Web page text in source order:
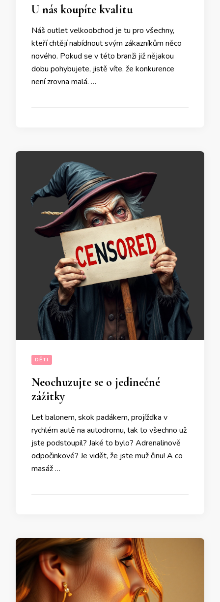
U nás koupíte kvalitu
Náš outlet velkoobchod je tu pro všechny,
kteří chtějí nabídnout svým zákazníkům něco
nového. Pokud se v této branži již nějakou
dobu pohybujete, jistě víte, že konkurence
není zrovna malá. …
DĚTI
Neochuzujte se o jedinečné
zážitky
Let balonem, skok padákem, projížďka v
rychlém autě na autodromu, tak to všechno už
jste podstoupil? Jaké to bylo? Adrenalinově
odpočinkové? Je vidět, že jste muž činu! A co
masáž …